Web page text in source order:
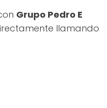
Grupo Pedro E
llamando